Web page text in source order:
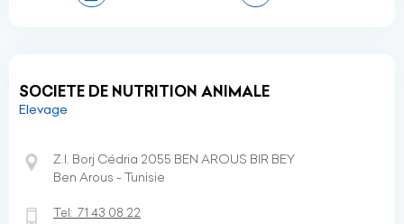
SOCIETE DE NUTRITION ANIMALE
Elevage
Z.I. Borj Cédria 2055 BEN AROUS BIR BEY
Ben Arous - Tunisie
Tel: 71 43 08 22